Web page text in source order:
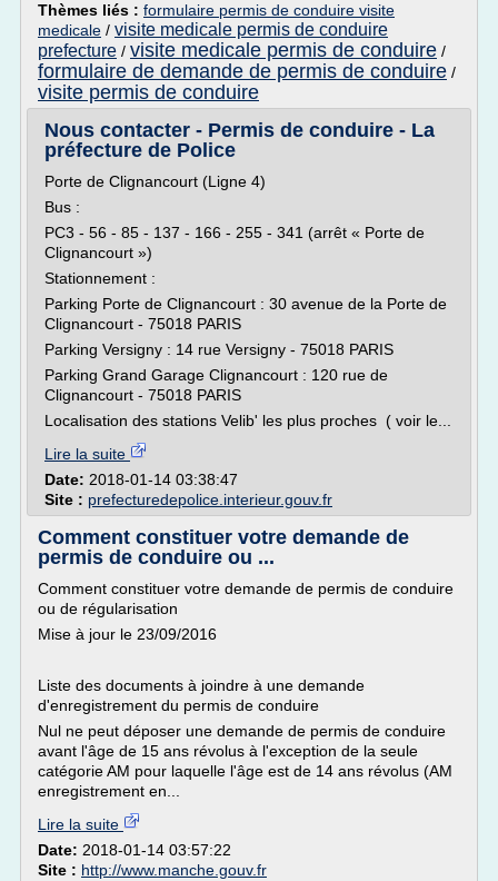
Thèmes liés : formulaire permis de conduire visite
medicale / visite medicale permis de conduire
prefecture / visite medicale permis de conduire /
formulaire de demande de permis de conduire /
visite permis de conduire
Nous contacter - Permis de conduire - La
préfecture de Police
Porte de Clignancourt (Ligne 4)
Bus :
PC3 - 56 - 85 - 137 - 166 - 255 - 341 (arrêt « Porte de
Clignancourt »)
Stationnement :
Parking Porte de Clignancourt : 30 avenue de la Porte de
Clignancourt - 75018 PARIS
Parking Versigny : 14 rue Versigny - 75018 PARIS
Parking Grand Garage Clignancourt : 120 rue de
Clignancourt - 75018 PARIS
Localisation des stations Velib' les plus proches ( voir le...
Lire la suite
Date: 2018-01-14 03:38:47
Site : prefecturedepolice.interieur.gouv.fr
Comment constituer votre demande de
permis de conduire ou ...
Comment constituer votre demande de permis de conduire
ou de régularisation
Mise à jour le 23/09/2016
Liste des documents à joindre à une demande
d'enregistrement du permis de conduire
Nul ne peut déposer une demande de permis de conduire
avant l'âge de 15 ans révolus à l'exception de la seule
catégorie AM pour laquelle l'âge est de 14 ans révolus (AM
enregistrement en...
Lire la suite
Date: 2018-01-14 03:57:22
Site : http://www.manche.gouv.fr